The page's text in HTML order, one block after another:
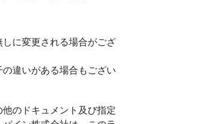
に変更される場合がござ
違いがある場合もござい
のドキュメント及び指定